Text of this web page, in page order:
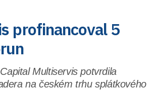
profinancoval 5
Multiservis potvrdila
na českém trhu splátkového